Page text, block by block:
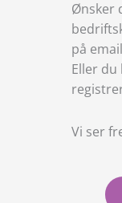
Ønsker
på
Eller du
Vi ser